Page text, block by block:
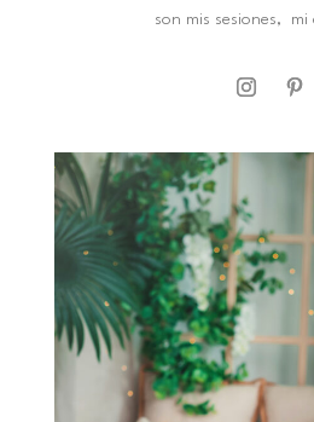
son mis sesiones, mi